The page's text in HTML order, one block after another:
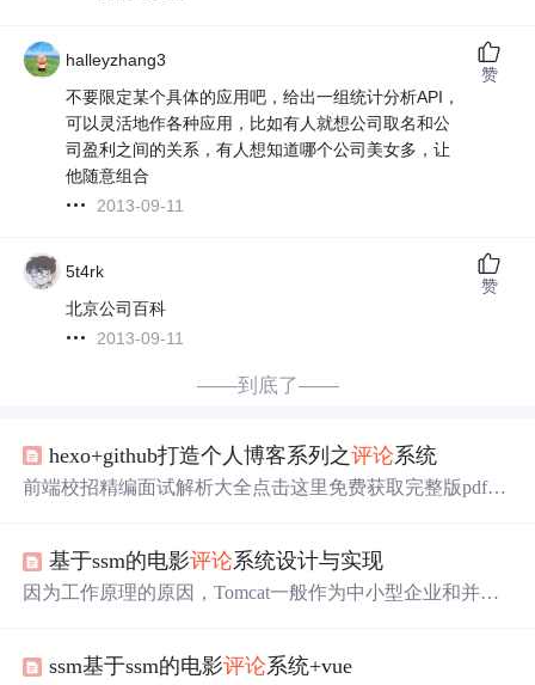
halleyzhang3
不要限定某个具体的应用吧，给出一组统计分析API，
可以灵活地作各种应用，比如有人就想公司取名和公
司盈利之间的关系，有人想知道哪个公司美女多，让
他随意组合
2013-09-11
赞
5t4rk
北京公司百科
2013-09-11
赞
——到底了——
hexo+github打造个人博客系列之评论系统
前端校招精编面试解析大全点击这里免费获取完整版pdf查
基于ssm的电影评论系统设计与实现
因为工作原理的原因，Tomcat一般作为中小型企业和并发
般都用Tomcat的。作为开发使用的电脑硬件上来讲，还是
ssm基于ssm的电影评论系统+vue